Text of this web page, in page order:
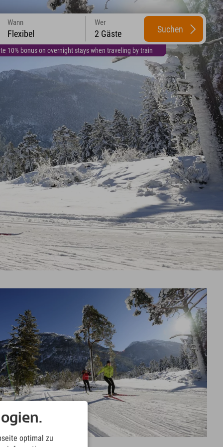
10% bonus on overnight stays when traveling by train
Wann
Flexibel
Wer
2 Gäste Suchen
optimal zu